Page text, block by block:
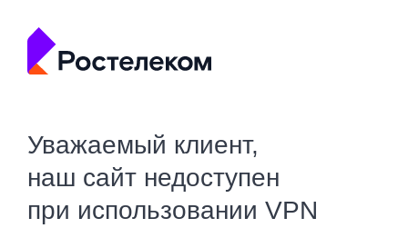
Уважаемый клиент,
наш сайт недоступен
при использовании VPN